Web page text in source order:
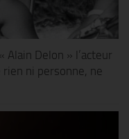
Alain Delon » l’acteur
rien ni personne, ne